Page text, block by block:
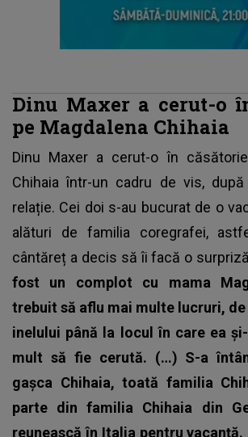
Dinu Maxer a cerut-o
pe Magdalena Chihaia
Dinu Maxer a cerut-o în
Chihaia într-un cadru de vis,
relație. Cei doi s-au bucurat de o
alături de familia coregrafei,
cântăreț a decis să îi facă o
fost un complot cu mama
trebuit să aflu mai multe lucruri,
inelului până la locul în care ea
mult să fie cerută. (…) S-a
gașca Chihaia, toată familia
parte din familia Chihaia din
reunească în Italia pentru